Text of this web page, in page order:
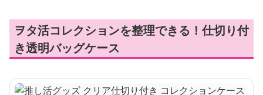
ヲタ活コレクションを整理できる！仕切り付
き透明バッグケース